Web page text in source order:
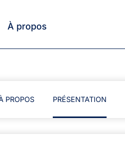
À propos
PROPOS PRÉSENTATION